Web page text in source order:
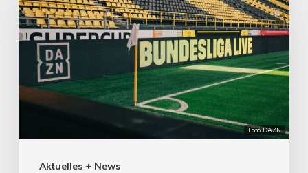
Foto: DAZN
Aktuelles + News